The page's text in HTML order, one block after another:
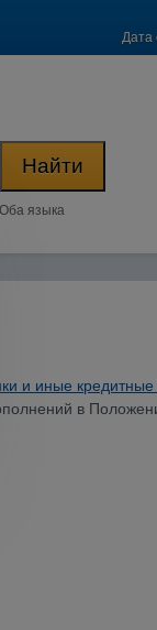
Дата
Оба языка
и иные кредитные
в